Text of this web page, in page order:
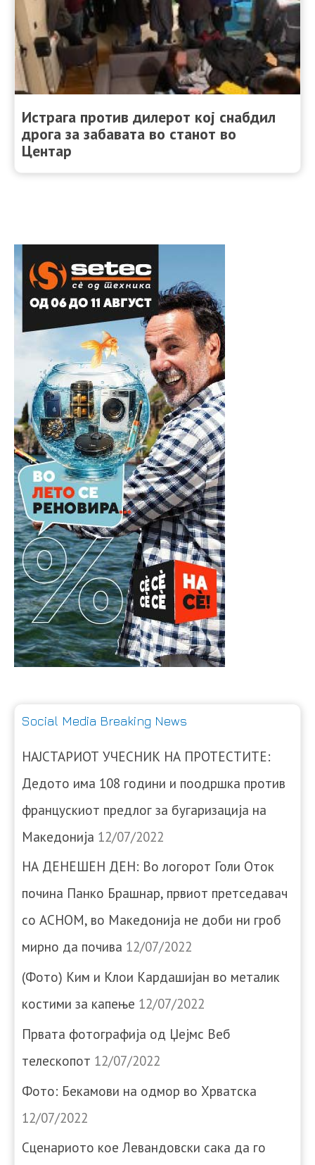
Истрага против дилерот кој снабдил
дрога за забавата во станот во
Центар
Social Media Breaking News
НАЈСТАРИОТ УЧЕСНИК НА ПРОТЕСТИТЕ:
Дедото има 108 години и поодршка против
францускиот предлог за бугаризација на
Македонија 12/07/2022
НА ДЕНЕШЕН ДЕН: Во логорот Голи Оток
почина Панко Брашнар, првиот претседавач
со АСНОМ, во Македонија не доби ни гроб
мирно да почива 12/07/2022
(Фото) Ким и Клои Кардашијан во металик
костими за капење 12/07/2022
Првата фотографија од Џејмс Веб
телескопот 12/07/2022
Фото: Бекамови на одмор во Хрватска
12/07/2022
Сценариото кое Левандовски сака да го